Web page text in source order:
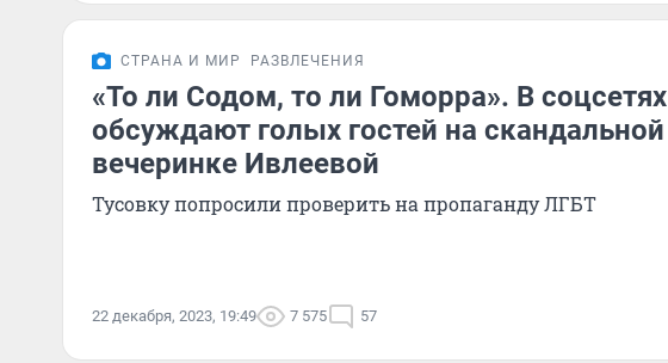
СТРАНА И МИР РАЗВЛЕЧЕНИЯ
«То ли Содом, то ли Гоморра». В соцсетях
обсуждают голых гостей на скандальной
вечеринке Ивлеевой
Тусовку попросили проверить на пропаганду ЛГБТ
22 декабря, 2023, 19:49 7 575 57